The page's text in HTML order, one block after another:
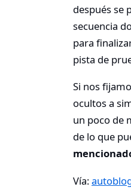
después se
secuencia
para
pista de
Si nos
ocultos a
un poco de
de lo que
Vía: